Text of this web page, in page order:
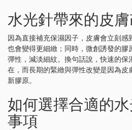
水光針帶來的皮
因為直接補充保濕因子，皮膚會立刻感
也會變得更細緻；同時，微創誘發的膠
彈性，減淡細紋。換句話說，快速的保
在，而長期的緊緻與彈性改變是因為皮
新膠原。
如何選擇合適的
事項